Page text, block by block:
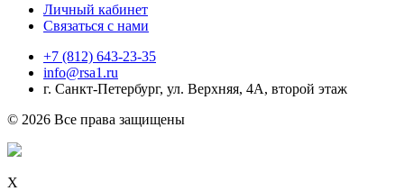
Личный кабинет
Связаться с нами
+7 (812) 643-23-35
info@rsa1.ru
г. Санкт-Петербург, ул. Верхняя, 4А, второй этаж
© 2026 Все права защищены
Х